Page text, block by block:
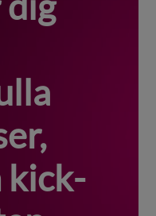
kick-